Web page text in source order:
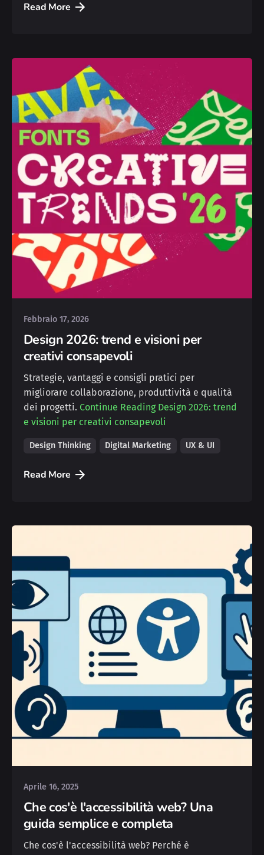
Read More
Posted by
Silvia
Febbraio 17, 2026
Design 2026: trend e visioni per
creativi consapevoli
Strategie, vantaggi e consigli pratici per
migliorare collaborazione, produttività e qualità
dei progetti. Continue ReadingDesign 2026: trend
e visioni per creativi consapevoli
Design Thinking Digital Marketing UX & UI
Read More
Posted by
Aprile 16, 2025
Che cos'è l'accessibilità web? Una
guida semplice e completa
Che cos'è l'accessibilità web? Perché è